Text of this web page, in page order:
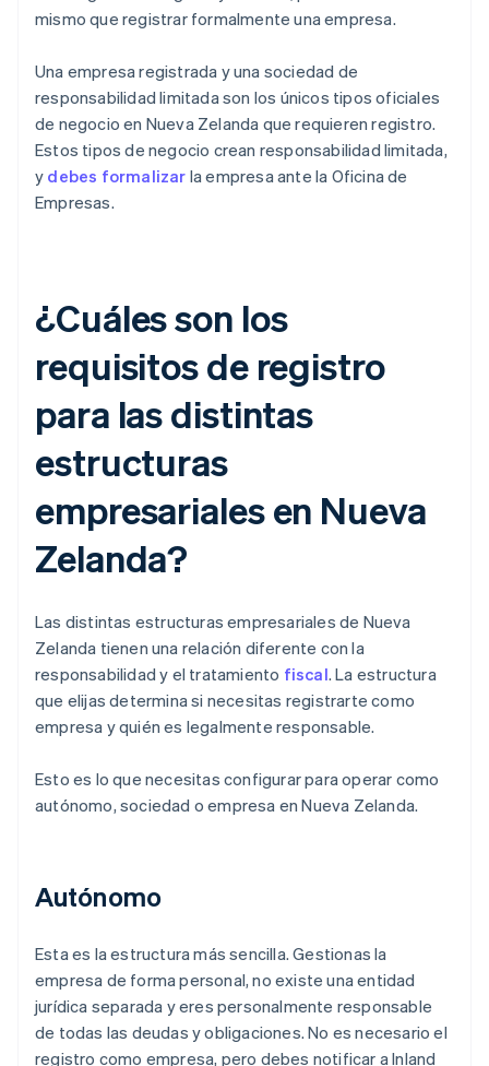
mismo que registrar formalmente una empresa.
Una empresa registrada y una sociedad de
responsabilidad limitada son los únicos tipos oficiales
de negocio en Nueva Zelanda que requieren registro.
Estos tipos de negocio crean responsabilidad limitada,
y debes formalizar la empresa ante la Oficina de
Empresas.
¿Cuáles son los
requisitos de registro
para las distintas
estructuras
empresariales en Nueva
Zelanda?
Las distintas estructuras empresariales de Nueva
Zelanda tienen una relación diferente con la
responsabilidad y el tratamiento fiscal. La estructura
que elijas determina si necesitas registrarte como
empresa y quién es legalmente responsable.
Esto es lo que necesitas configurar para operar como
autónomo, sociedad o empresa en Nueva Zelanda.
Autónomo
Esta es la estructura más sencilla. Gestionas la
empresa de forma personal, no existe una entidad
jurídica separada y eres personalmente responsable
de todas las deudas y obligaciones. No es necesario el
registro como empresa, pero debes notificar a Inland